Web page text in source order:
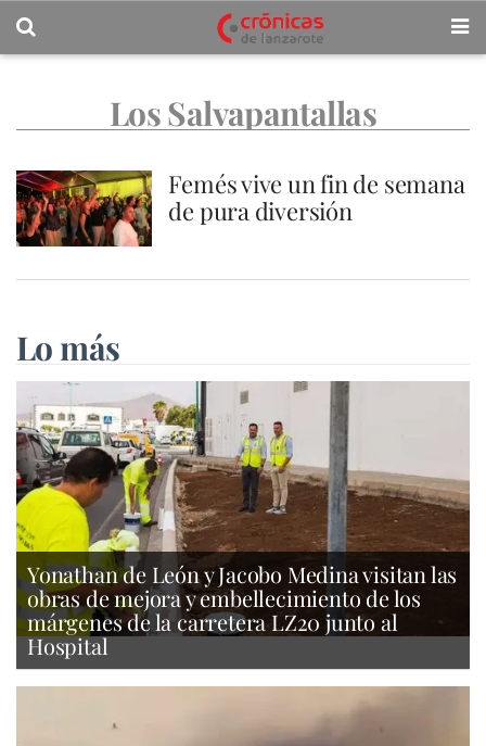
Los Salvapantallas
Femés vive un fin de semana
de pura diversión
Lo más
Yonathan de León y Jacobo Medina visitan las
obras de mejora y embellecimiento de los
márgenes de la carretera LZ20 junto al
Hospital